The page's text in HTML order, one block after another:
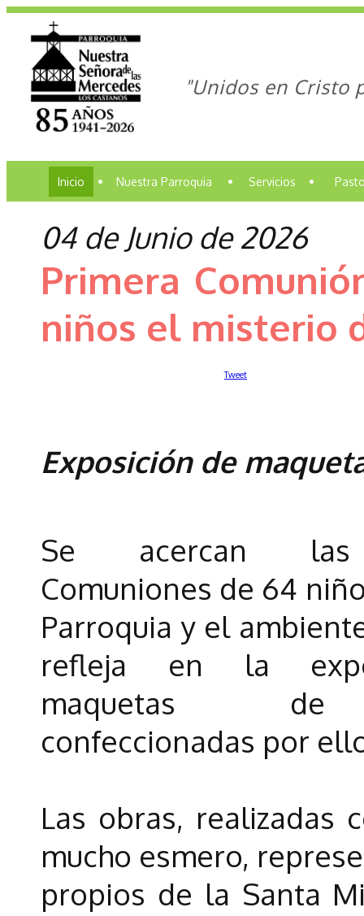
"Unidos en Cristo
Inicio • Nuestra Parroquia • Servicios •
04 de Junio de 2026
Primera
niños el misterio
Tweet
Exposición de
Se acercan las
Comuniones de 64
Parroquia y el
refleja en la
maquetas
confeccionadas por
Las obras, realizadas
mucho esmero,
propios de la Santa